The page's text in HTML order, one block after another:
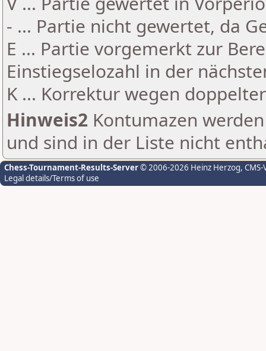
- ... Partie nicht gewertet, da
E ... Partie vorgemerkt zur
Einstiegselozahl in der
K ... Korrektur wegen
Hinweis2 Kontumazen
und sind in der Liste nicht
Chess-Tournament-Results-Server© 2006-2026 Heinz Herzog,
Legal details/Terms of use